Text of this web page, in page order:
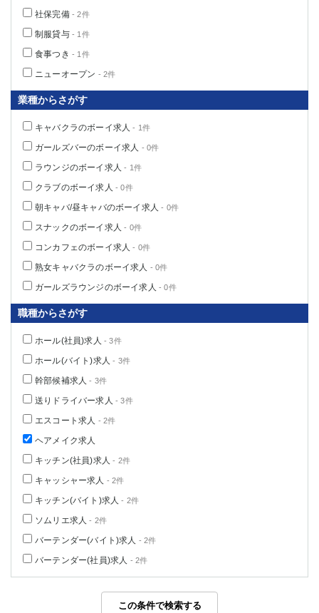
社保完備- 2件
制服貸与- 1件
食事つき - 1件
ニューオープン - 2件
業種からさがす
キャバクラのボーイ求人 - 1件
ガールズバーのボーイ求人 - 0件
ラウンジのボーイ求人 - 1件
クラブのボーイ求人 - 0件
朝キャバ/昼キャバのボーイ求人 - 0件
スナックのボーイ求人 - 0件
コンカフェのボーイ求人 - 0件
熟女キャバクラのボーイ求人 - 0件
ガールズラウンジのボーイ求人 - 0件
職種からさがす
ホール(社員)求人 - 3件
ホール(バイト)求人 - 3件
幹部候補求人 - 3件
送りドライバー求人 - 3件
エスコート求人 - 2件
ヘアメイク求人
キッチン(社員)求人 - 2件
キャッシャー求人 - 2件
キッチン(バイト)求人 - 2件
ソムリエ求人 - 2件
バーテンダー(バイト)求人 - 2件
バーテンダー(社員)求人 - 2件
この条件で検索する